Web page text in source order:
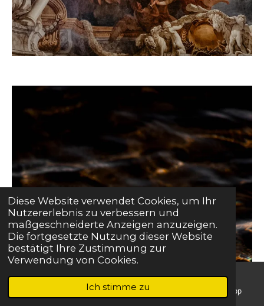
Diese Website verwendet Cookies, um Ihr
Nutzererlebnis zu verbessern und
maßgeschneiderte Anzeigen anzuzeigen.
Die fortgesetzte Nutzung dieser Website
bestätigt Ihre Zustimmung zur
Verwendung von Cookies.
Ich stimme zu
Telefon WhatsApp